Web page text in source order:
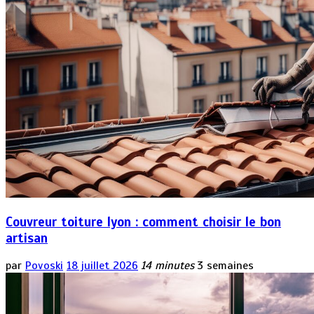
Couvreur toiture lyon : comment choisir le bon
artisan
par Povoski 18 juillet 2026 14 minutes 3 semaines